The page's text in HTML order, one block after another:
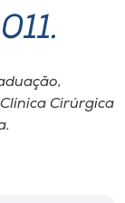
Cirúrgica